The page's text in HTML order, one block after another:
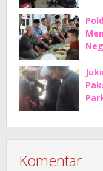
Komentar